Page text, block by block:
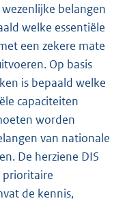
belangen
welke essentiële
een zekere mate
Op basis
is bepaald welke
capaciteiten
worden
van nationale
De herziene DIS
prioritaire
de kennis,